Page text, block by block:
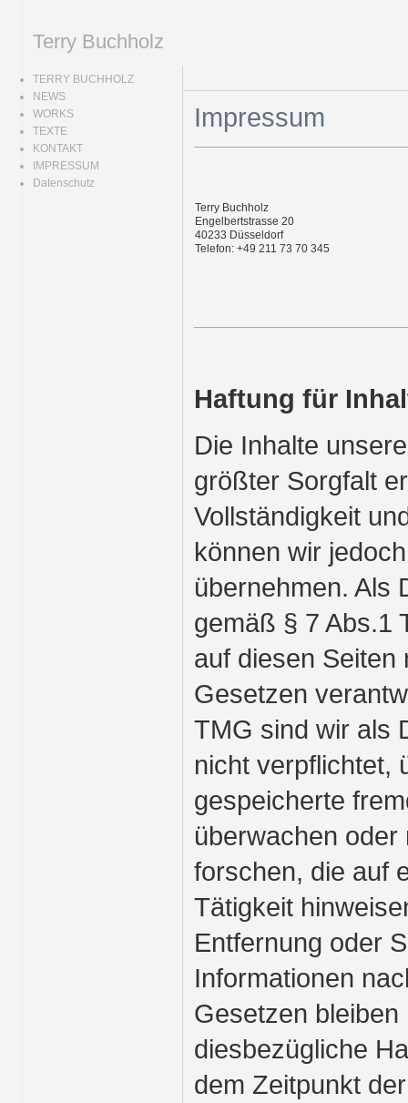
Terry Buchholz
TERRY BUCHHOLZ
NEWS
WORKS
TEXTE
KONTAKT
IMPRESSUM
Datenschutz
Impressum
Terry Buchholz
Engelbertstrasse 20
40233 Düsseldorf
Telefon: +49 211 73 70 345
Haftung für
Die Inhalte
größter Sorgfalt
Vollständigkeit
können wir
übernehmen. Als
gemäß § 7 Abs.1
auf diesen Seiten
Gesetzen
TMG sind wir als
nicht verpflichtet,
gespeicherte
überwachen
forschen, die auf
Tätigkeit
Entfernung oder
Informationen
Gesetzen
diesbezügliche
dem Zeitpunkt